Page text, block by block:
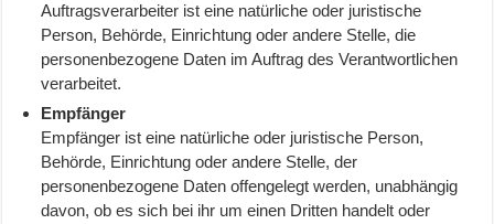
Auftragsverarbeiter ist eine natürliche oder juristische
Person, Behörde, Einrichtung oder andere Stelle, die
personenbezogene Daten im Auftrag des Verantwortlichen
verarbeitet.
Empfänger
Empfänger ist eine natürliche oder juristische Person,
Behörde, Einrichtung oder andere Stelle, der
personenbezogene Daten offengelegt werden, unabhängig
davon, ob es sich bei ihr um einen Dritten handelt oder